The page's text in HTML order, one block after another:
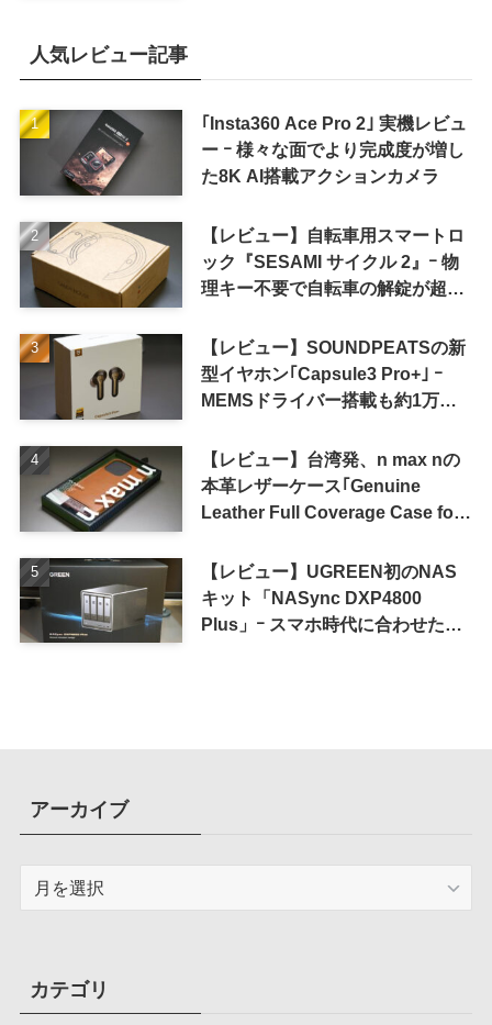
人気レビュー記事
｢Insta360 Ace Pro 2｣ 実機レビュ
ー ｰ 様々な面でより完成度が増し
た8K AI搭載アクションカメラ
【レビュー】自転車用スマートロ
ック『SESAMI サイクル 2』ｰ 物
理キー不要で自転車の解錠が超簡
【レビュー】SOUNDPEATSの新
型イヤホン｢Capsule3 Pro+｣ ｰ
MEMSドライバー搭載も約1万円
【レビュー】台湾発、n max nの
本革レザーケース｢Genuine
Leather Full Coverage Case for
【レビュー】UGREEN初のNAS
キット「NASync DXP4800
Plus」ｰ スマホ時代に合わせた設
アーカイブ
ブカテゴリ